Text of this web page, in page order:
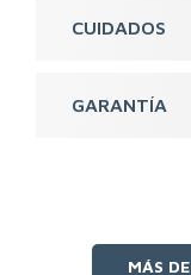
CUIDADOS
GARANTÍA
MÁS